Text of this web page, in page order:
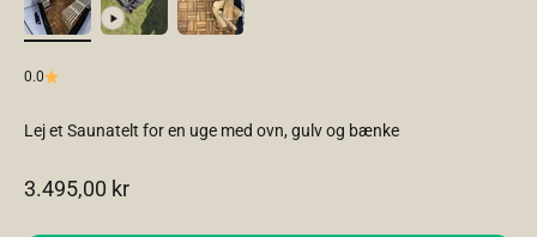
0.0
Lej et Saunatelt for en uge med ovn, gulv og bænke
Salgspris
3.495,00 kr